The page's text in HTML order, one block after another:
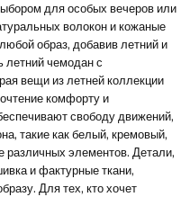
для особых вечеров или
волокон и кожаные
образ, добавив летний и
летний чемодан с
вещи из летней коллекции
комфорту и
свободу движений,
такие как белый, кремовый,
различных элементов. Детали,
и фактурные ткани,
Для тех, кто хочет